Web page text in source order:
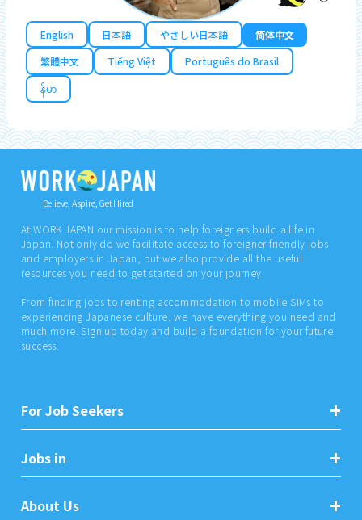
English 日本語 やさしい日本語
简体中文
繁體中文
Tiếng Việt
Português do Brasil
န်မာ
Believe, Aspire, Get Hired
At WORK JAPAN our mission is to help foreigners build a life in
Japan. Not only do we facilitate access to foreigner friendly jobs
and employers in Japan, but we also provide all the useful
resources you need to get started on your journey.
From finding jobs to renting accommodation to mobile SIMs to
experiencing Japanese culture, we have everything you need and
much more. Sign up today and build a foundation for your future
success.
For Job Seekers
Jobs in
About Us